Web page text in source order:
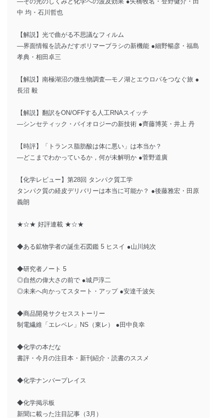
中 均・石川哲也
【解説】光で曲がる不思議なフィルム
―界面情報を読みだすポリマーブラシの新機能 ●細野暢彦・福島
孝典・相田卓三
【解説】南極湖沼の微生物調査―モノ湖とエウロパをつなぐ旅 ●
長沼 毅
【解説】翻訳をON/OFFする人工RNAスイッチ
―シンセティック・バイオロジーの新技術 ●齊藤博英・井上 丹
【時評】「トランス脂肪酸は体に悪い」は本当か？
―どこまでわかっているか，何が未解明か ●菅野道廣
【化学レビュー】第28回 タンパク質工学
タンパク質の経皮デリバリーは本当に可能か？ ●後藤雅宏・田原
義朗
★☆★ 好評連載 ★☆★
◆ある鉱物学者の誕生石図鑑 5 ヒスイ ●山川純次
◆研究者ノート 5
◎自然の偉大さの前で ●城戸淳二
◎未来へ向かってスタート・アップ ●安達千波矢
◆商品開発サクセスストーリー
制電繊維「エレペレ」NS（東レ） ●田中良幸
◆化学の本だな
書評・今月の注目本・新刊紹介・読書のススメ
◆化学ナンバープレイス
◆化学掲示板
新聞に載った注目記事（3月）